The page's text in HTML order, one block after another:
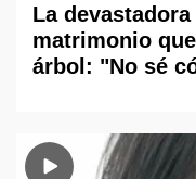
La
matrimonio
árbol: "No sé